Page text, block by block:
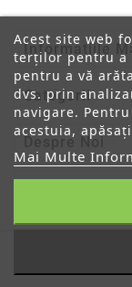
Informatiile
Categorii
Despre Noi
Acest site web
terților pentru a
pentru a vă
dvs. prin
navigare.
acestuia,
Mai Multe
© 2019 -